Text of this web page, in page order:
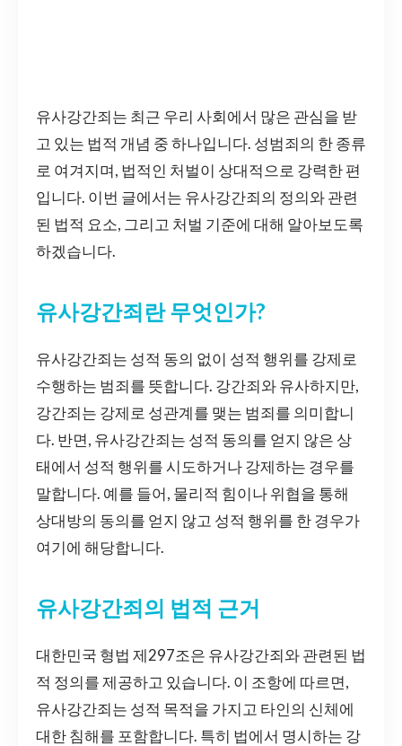
유사강간죄는 최근 우리 사회에서 많은 관심을 받
고 있는 법적 개념 중 하나입니다. 성범죄의 한 종류
로 여겨지며, 법적인 처벌이 상대적으로 강력한 편
입니다. 이번 글에서는 유사강간죄의 정의와 관련
된 법적 요소, 그리고 처벌 기준에 대해 알아보도록
하겠습니다.
유사강간죄란 무엇인가?
유사강간죄는 성적 동의 없이 성적 행위를 강제로
수행하는 범죄를 뜻합니다. 강간죄와 유사하지만,
강간죄는 강제로 성관계를 맺는 범죄를 의미합니
다. 반면, 유사강간죄는 성적 동의를 얻지 않은 상
태에서 성적 행위를 시도하거나 강제하는 경우를
말합니다. 예를 들어, 물리적 힘이나 위협을 통해
상대방의 동의를 얻지 않고 성적 행위를 한 경우가
여기에 해당합니다.
유사강간죄의 법적 근거
대한민국 형법 제297조은 유사강간죄와 관련된 법
적 정의를 제공하고 있습니다. 이 조항에 따르면,
유사강간죄는 성적 목적을 가지고 타인의 신체에
대한 침해를 포함합니다. 특히 법에서 명시하는 강